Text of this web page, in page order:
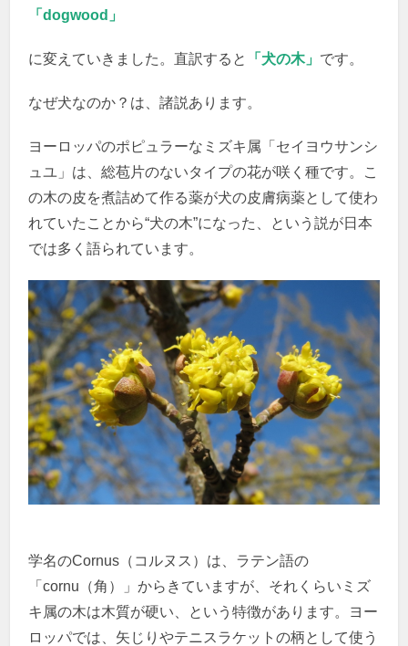
「dogwood」
に変えていきました。直訳すると 「犬の木」 です。
なぜ犬なのか？は、諸説あります。
ヨーロッパのポピュラーなミズキ属「セイヨウサンシ
ュユ」は、総苞片のないタイプの花が咲く種です。こ
の木の皮を煮詰めて作る薬が犬の皮膚病薬として使わ
れていたことから“犬の木”になった、という説が日本
では多く語られています。
学名のCornus（コルヌス）は、ラテン語の
「cornu（角）」からきていますが、それくらいミズ
キ属の木は木質が硬い、という特徴があります。ヨー
ロッパでは、矢じりやテニスラケットの柄として使う